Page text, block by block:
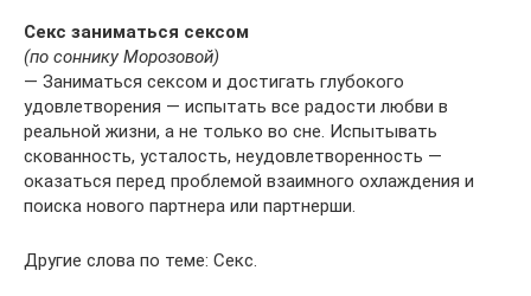
Секс заниматься сексом
(по соннику Морозовой)
— Заниматься сексом и достигать глубокого
удовлетворения — испытать все радости любви в
реальной жизни, а не только во сне. Испытывать
скованность, усталость, неудовлетворенность —
оказаться перед проблемой взаимного охлаждения и
поиска нового партнера или партнерши.
Другие слова по теме: Секс.